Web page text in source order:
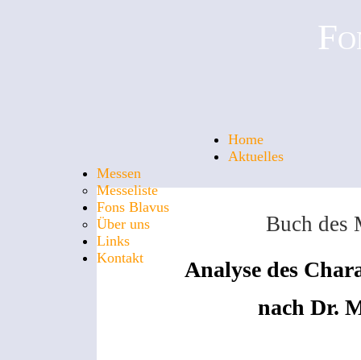
Home
Aktuelles
Messen
Messeliste
Fons Blavus
Über uns
Links
Kontakt
Buch des
Analyse des
nach Dr.